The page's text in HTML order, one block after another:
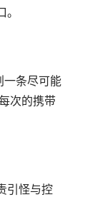
一条尽可能
次的携带
引怪与控